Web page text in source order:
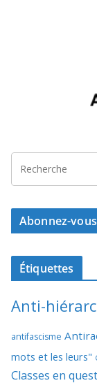
Abonnez-
Étiquettes
Anti-
antifascisme
mots et les leurs"
Classes en